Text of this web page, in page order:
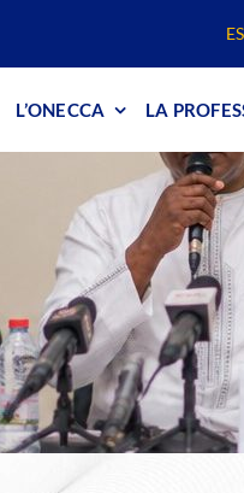
L’ONECCA LA